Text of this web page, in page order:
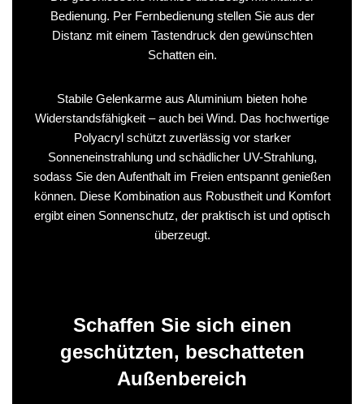
Bedienung. Per Fernbedienung stellen Sie aus der
Distanz mit einem Tastendruck den gewünschten
Schatten ein.
Stabile Gelenkarme aus Aluminium bieten hohe
Widerstandsfähigkeit – auch bei Wind. Das hochwertige
Polyacryl schützt zuverlässig vor starker
Sonneneinstrahlung und schädlicher UV-Strahlung,
sodass Sie den Aufenthalt im Freien entspannt genießen
können. Diese Kombination aus Robustheit und Komfort
ergibt einen Sonnenschutz, der praktisch ist und optisch
überzeugt.
Schaffen Sie sich einen
geschützten, beschatteten
Außenbereich